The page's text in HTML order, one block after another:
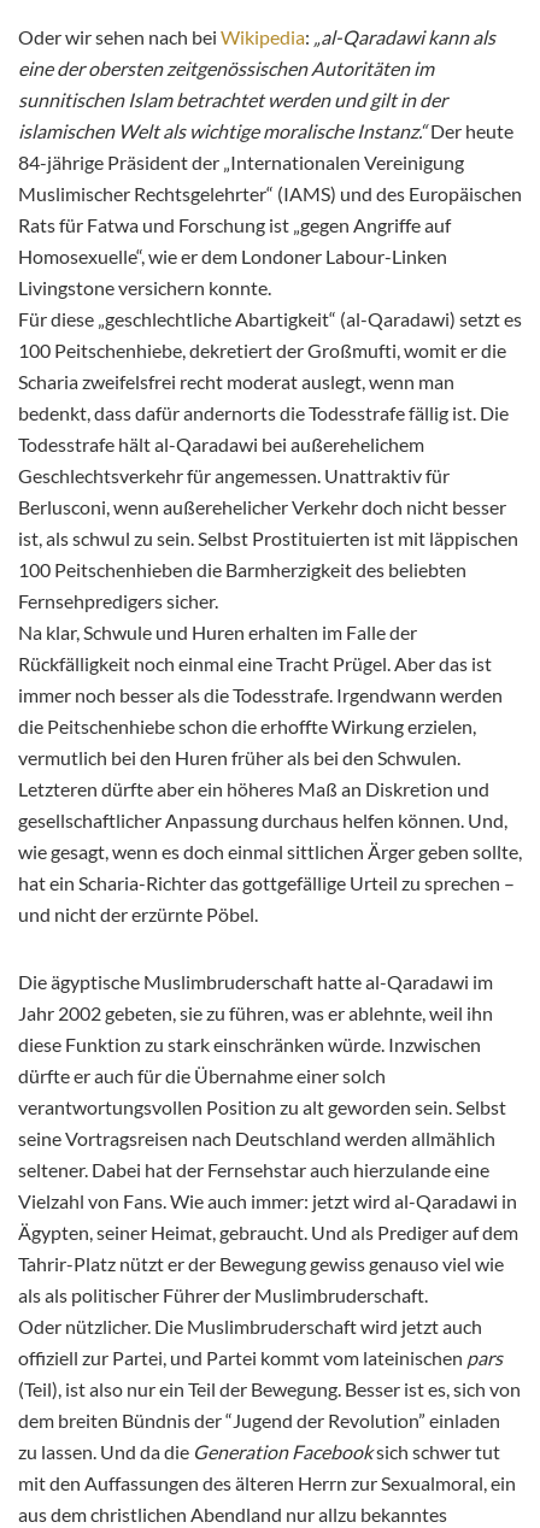
Oder wir sehen nach bei Wikipedia: „al-Qaradawi kann als
eine der obersten zeitgenössischen Autoritäten im
sunnitischen Islam betrachtet werden und gilt in der
islamischen Welt als wichtige moralische Instanz.“Der heute
84-jährige Präsident der „Internationalen Vereinigung
Muslimischer Rechtsgelehrter“ (IAMS) und des Europäischen
Rats für Fatwa und Forschung ist „gegen Angriffe auf
Homosexuelle“, wie er dem Londoner Labour-Linken
Livingstone versichern konnte.
Für diese „geschlechtliche Abartigkeit“ (al-Qaradawi) setzt es
100 Peitschenhiebe, dekretiert der Großmufti, womit er die
Scharia zweifelsfrei recht moderat auslegt, wenn man
bedenkt, dass dafür andernorts die Todesstrafe fällig ist. Die
Todesstrafe hält al-Qaradawi bei außerehelichem
Geschlechtsverkehr für angemessen. Unattraktiv für
Berlusconi, wenn außerehelicher Verkehr doch nicht besser
ist, als schwul zu sein. Selbst Prostituierten ist mit läppischen
100 Peitschenhieben die Barmherzigkeit des beliebten
Fernsehpredigers sicher.
Na klar, Schwule und Huren erhalten im Falle der
Rückfälligkeit noch einmal eine Tracht Prügel. Aber das ist
immer noch besser als die Todesstrafe. Irgendwann werden
die Peitschenhiebe schon die erhoffte Wirkung erzielen,
vermutlich bei den Huren früher als bei den Schwulen.
Letzteren dürfte aber ein höheres Maß an Diskretion und
gesellschaftlicher Anpassung durchaus helfen können. Und,
wie gesagt, wenn es doch einmal sittlichen Ärger geben sollte,
hat ein Scharia-Richter das gottgefällige Urteil zu sprechen –
und nicht der erzürnte Pöbel.
Die ägyptische Muslimbruderschaft hatte al-Qaradawi im
Jahr 2002 gebeten, sie zu führen, was er ablehnte, weil ihn
diese Funktion zu stark einschränken würde. Inzwischen
dürfte er auch für die Übernahme einer solch
verantwortungsvollen Position zu alt geworden sein. Selbst
seine Vortragsreisen nach Deutschland werden allmählich
seltener. Dabei hat der Fernsehstar auch hierzulande eine
Vielzahl von Fans. Wie auch immer: jetzt wird al-Qaradawi in
Ägypten, seiner Heimat, gebraucht. Und als Prediger auf dem
Tahrir-Platz nützt er der Bewegung gewiss genauso viel wie
als als politischer Führer der Muslimbruderschaft.
Oder nützlicher. Die Muslimbruderschaft wird jetzt auch
offiziell zur Partei, und Partei kommt vom lateinischen pars
(Teil), ist also nur ein Teil der Bewegung. Besser ist es, sich von
dem breiten Bündnis der “Jugend der Revolution” einladen
zu lassen. Und da die Generation Facebooksich schwer tut
mit den Auffassungen des älteren Herrn zur Sexualmoral, ein
aus dem christlichen Abendland nur allzu bekanntes